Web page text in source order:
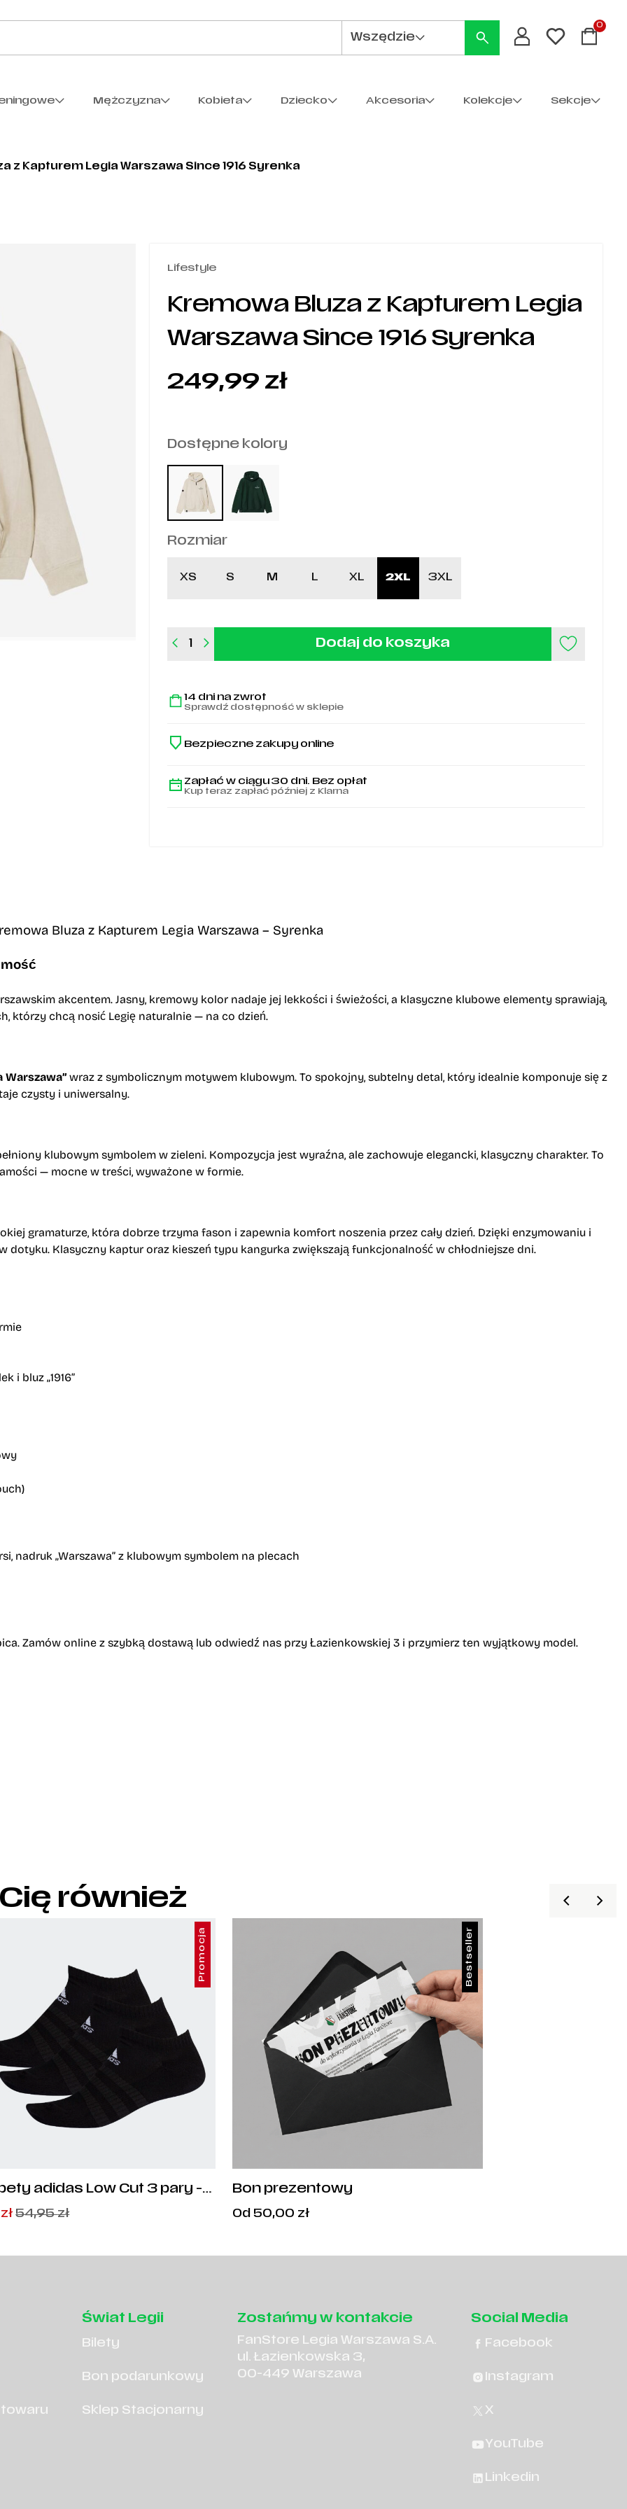
Wszędzie
0
Mężczyzna Kobieta Dziecko Akcesoria Kolekcje Sekcje
z Kapturem Legia Warszawa Since 1916 Syrenka
Lifestyle
Kremowa Bluza z Kapturem Legia
Warszawa Since 1916 Syrenka
249,99 zł
Dostępne kolory
Rozmiar
XS S M L XL 2XL 3XL
ilość
Kremowa
Kapturem
Legia
Since
1916
Dodaj do koszyka
14 dni na zwrot
Sprawdź dostępność w sklepie
Bezpieczne zakupy online
Zapłać w ciągu 30 dni. Bez opłat
Kup teraz zapłać później z Klarna
Bluza z Kapturem Legia Warszawa – Syrenka
akcentem. Jasny, kremowy kolor nadaje jej lekkości i świeżości, a klasyczne klubowe elementy sprawiają,
którzy chcą nosić Legię naturalnie — na co dzień.
Warszawa”wraz z symbolicznym motywem klubowym. To spokojny, subtelny detal, który idealnie komponuje się z
czysty i uniwersalny.
klubowym symbolem w zieleni. Kompozycja jest wyraźna, ale zachowuje elegancki, klasyczny charakter. To
— mocne w treści, wyważone w formie.
gramaturze, która dobrze trzyma fason i zapewnia komfort noszenia przez cały dzień. Dzięki enzymowaniu i
dotyku. Klasyczny kaptur oraz kieszeń typu kangurka zwiększają funkcjonalność w chłodniejsze dni.
i bluz „1916”
nadruk „Warszawa” z klubowym symbolem na plecach
Zamów online z szybką dostawą lub odwiedź nas przy Łazienkowskiej 3 i przymierz ten wyjątkowy model.
również
Promocja
adidas Low Cut 3 pary -
zł 54,95zł
Bestseller
Bon prezentowy
Od 50,00 złCena
Świat Legii
Bilety
Bon podarunkowy
Sklep Stacjonarny
Zostańmy w kontakcie
FanStore Legia Warszawa S.A.
ul. Łazienkowska 3,
00-449 Warszawa
Social Media
Facebook
Instagram
X
YouTube
Linkedin